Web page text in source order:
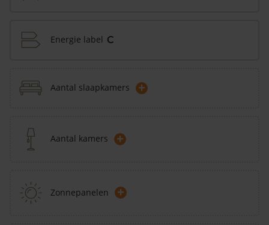
Energie label C
Aantal slaapkamers +
Aantal kamers +
Zonnepanelen +